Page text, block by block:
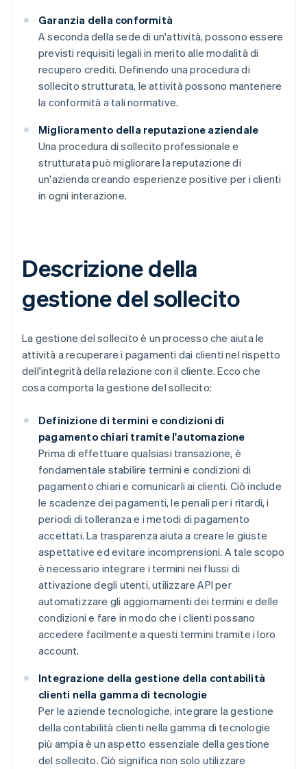
Garanzia della conformità
A seconda della sede di un'attività, possono essere
previsti requisiti legali in merito alle modalità di
recupero crediti. Definendo una procedura di
sollecito strutturata, le attività possono mantenere
la conformità a tali normative.
Miglioramento della reputazione aziendale
Una procedura di sollecito professionale e
strutturata può migliorare la reputazione di
un'azienda creando esperienze positive per i clienti
in ogni interazione.
Descrizione della
gestione del sollecito
La gestione del sollecito è un processo che aiuta le
attività a recuperare i pagamenti dai clienti nel rispetto
dell'integrità della relazione con il cliente. Ecco che
cosa comporta la gestione del sollecito:
Definizione di termini e condizioni di
pagamento chiari tramite l'automazione
Prima di effettuare qualsiasi transazione, è
fondamentale stabilire termini e condizioni di
pagamento chiari e comunicarli ai clienti. Ciò include
le scadenze dei pagamenti, le penali per i ritardi, i
periodi di tolleranza e i metodi di pagamento
accettati. La trasparenza aiuta a creare le giuste
aspettative ed evitare incomprensioni. A tale scopo
è necessario integrare i termini nei flussi di
attivazione degli utenti, utilizzare API per
automatizzare gli aggiornamenti dei termini e delle
condizioni e fare in modo che i clienti possano
accedere facilmente a questi termini tramite i loro
account.
Integrazione della gestione della contabilità
clienti nella gamma di tecnologie
Per le aziende tecnologiche, integrare la gestione
della contabilità clienti nella gamma di tecnologie
più ampia è un aspetto essenziale della gestione
del sollecito. Ciò significa non solo utilizzare